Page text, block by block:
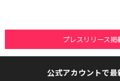
プレスリリース掲
公式アカウントで最